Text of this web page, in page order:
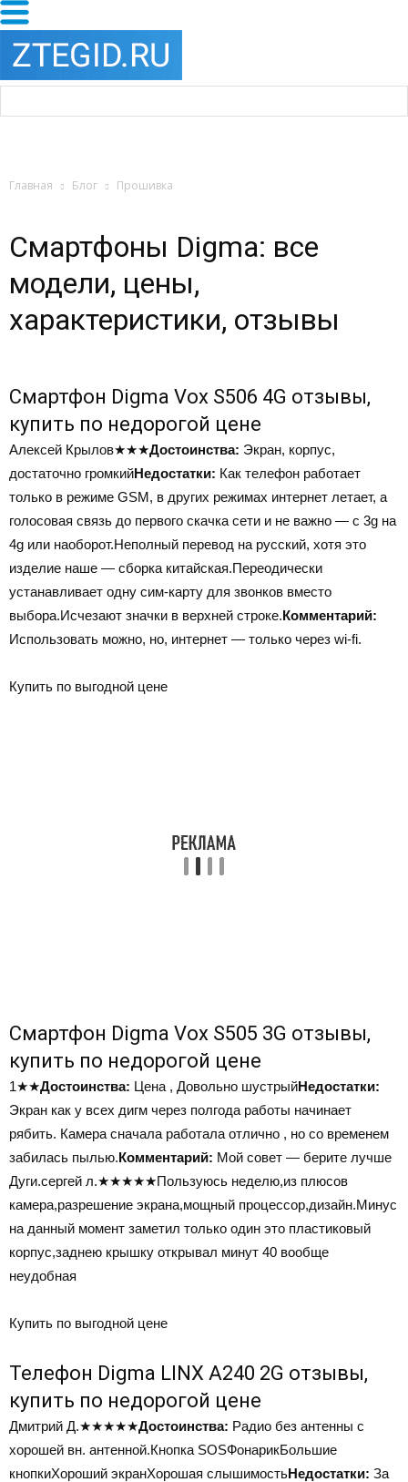
Главная Блог Прошивка
Смартфоны Digma: все
модели, цены,
характеристики, отзывы
Смартфон Digma Vox S506 4G отзывы,
купить по недорогой цене
Алексей Крылов★★★Достоинства: Экран, корпус,
достаточно громкийНедостатки: Как телефон работает
только в режиме GSM, в других режимах интернет летает, а
голосовая связь до первого скачка сети и не важно — с 3g на
4g или наоборот.Неполный перевод на русский, хотя это
изделие наше — сборка китайская.Переодически
устанавливает одну сим-карту для звонков вместо
выбора.Исчезают значки в верхней строке.Комментарий:
Использовать можно, но, интернет — только через wi-fi.
Купить по выгодной цене
Смартфон Digma Vox S505 3G отзывы,
купить по недорогой цене
1★★Достоинства: Цена , Довольно шустрыйНедостатки:
Экран как у всех дигм через полгода работы начинает
рябить. Камера сначала работала отлично , но со временем
забилась пылью.Комментарий: Мой совет — берите лучше
Дуги.сергей л.★★★★★Пользуюсь неделю,из плюсов
камера,разрешение экрана,мощный процессор,дизайн.Минус
на данный момент заметил только один это пластиковый
корпус,заднею крышку открывал минут 40 вообще
неудобная
Купить по выгодной цене
Телефон Digma LINX A240 2G отзывы,
купить по недорогой цене
Дмитрий Д.★★★★★Достоинства: Радио без антенны с
хорошей вн. антенной.Кнопка SOSФонарикБольшие
кнопкиХороший экранХорошая слышимостьНедостатки: За